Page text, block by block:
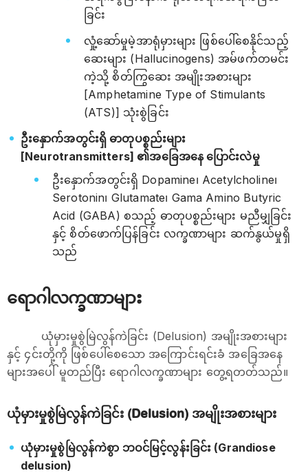
ခြင်း
လှုံ့ဆော်မှုမဲ့အာရုံမှားများ ဖြစ်ပေါ်စေနိုင်သည့်
ဆေးများ (Hallucinogens) အမ်ဖက်တမင်း
ကဲ့သို့ စိတ်ကြွဆေး အမျိုးအစားများ
[Amphetamine Type of Stimulants
(ATS)] သုံးစွဲခြင်း
ဦးနှောက်အတွင်းရှိ ဓာတုပစ္စည်းများ
[Neurotransmitters] ၏အခြေအနေ ပြောင်းလဲမှု
ဦးနှောက်အတွင်းရှိ Dopamine၊ Acetylcholine၊
Serotonin၊ Glutamate၊ Gama Amino Butyric
Acid (GABA) စသည့် ဓာတုပစ္စည်းများ မညီမျှခြင်း
နှင့် စိတ်ဖောက်ပြန်ခြင်း လက္ခဏာများ ဆက်နွယ်မှုရှိ
သည်
ရောဂါလက္ခဏာများ
ယုံမှားမှုစွဲမြဲလွန်ကဲခြင်း (Delusion) အမျိုးအစားများ
နှင့် ၄င်းတို့ကို ဖြစ်ပေါ်စေသော အကြောင်းရင်းခံ အခြေအနေ
များအပေါ် မူတည်ပြီး ရောဂါလက္ခဏာများ တွေ့ရတတ်သည်။
ယုံမှားမှုစွဲမြဲလွန်ကဲခြင်း (Delusion) အမျိုးအစားများ
ယုံမှားမှုစွဲမြဲလွန်ကဲစွာ ဘဝင်မြင့်လွန်းခြင်း (Grandiose
delusion)